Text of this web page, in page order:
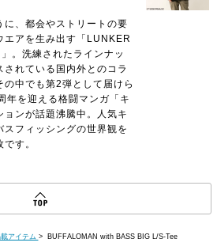
に、都会やストリートの要
エアを生み出す「LUNKER
。洗練されたラインナッ
れている国内外とのコラ
中でも第2弾として届けら
年を迎える格闘マンガ「キ
ンが話題沸騰中。人気キ
スフィッシングの世界観を
す。
アイテム > BUFFALOMAN with BASS BIG L/S-Tee